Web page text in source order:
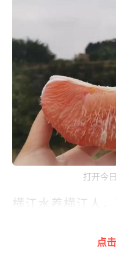
打开今
横江水养横江人
近年来，横江镇
点